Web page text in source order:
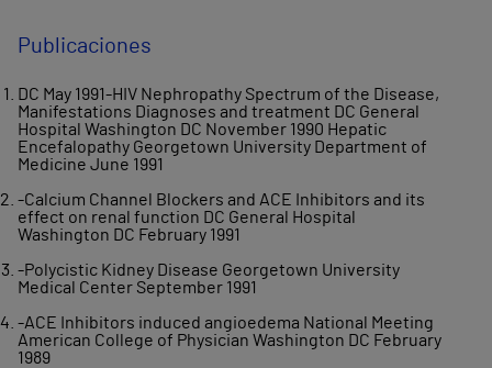
Publicaciones
DC May 1991-HIV Nephropathy Spectrum of the Disease,
Manifestations Diagnoses and treatment DC General
Hospital Washington DC November 1990 Hepatic
Encefalopathy Georgetown University Department of
Medicine June 1991
-Calcium Channel Blockers and ACE Inhibitors and its
effect on renal function DC General Hospital
Washington DC February 1991
-Polycistic Kidney Disease Georgetown University
Medical Center September 1991
-ACE Inhibitors induced angioedema National Meeting
American College of Physician Washington DC February
1989